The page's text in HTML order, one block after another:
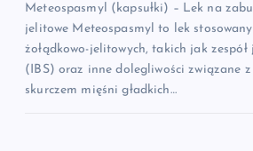
Meteospasmyl (kapsułki) – Lek na
jelitowe Meteospasmyl to lek
żołądkowo-jelitowych, takich jak
(IBS) oraz inne dolegliwości związane
skurczem mięśni gładkich…